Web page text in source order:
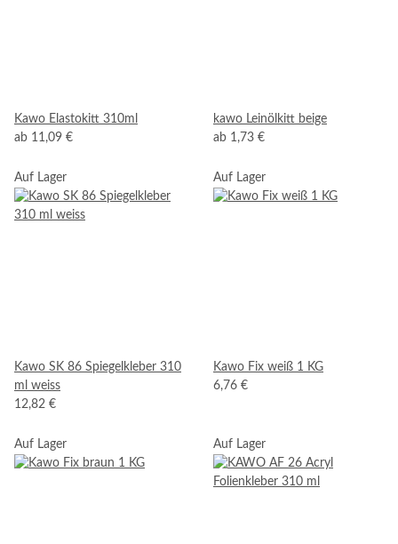
Kawo Elastokitt 310ml
ab 11,09 €
kawo Leinölkitt beige
ab 1,73 €
Auf Lager
Kawo SK 86 Spiegelkleber 310
ml weiss
12,82 €
Auf Lager
Kawo Fix weiß 1 KG
6,76 €
Auf Lager Auf Lager